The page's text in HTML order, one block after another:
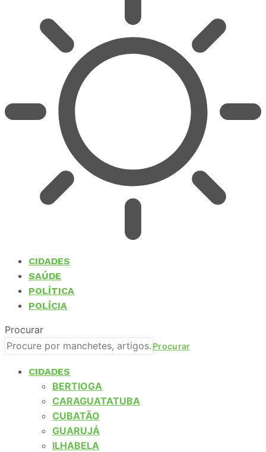
CIDADES
SAÚDE
POLÍTICA
POLÍCIA
Procurar
CIDADES
BERTIOGA
CARAGUATATUBA
CUBATÃO
GUARUJÁ
ILHABELA